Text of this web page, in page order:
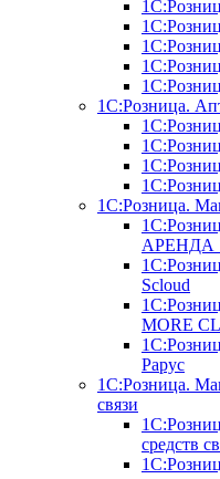
1С:Розница.
1С:Розница.
АРЕНДА
Scloud
MORE
Рарус
1С:Розница.
связи
средств